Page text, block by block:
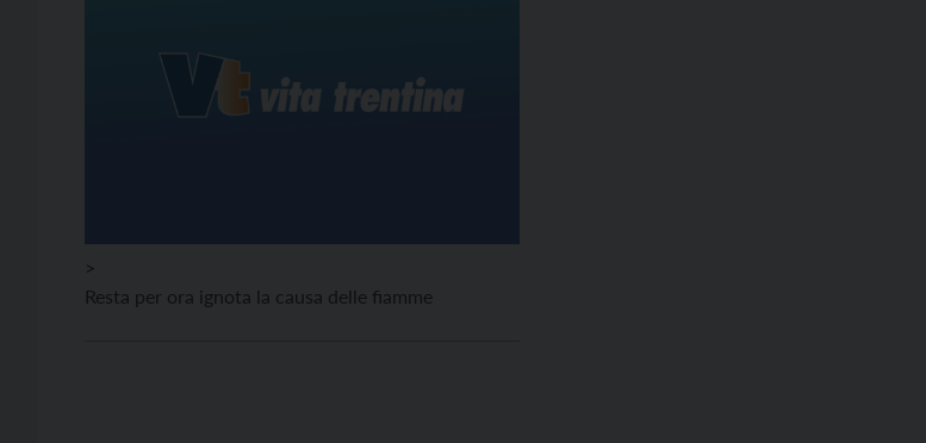
>
Resta per ora ignota la causa delle fiamme